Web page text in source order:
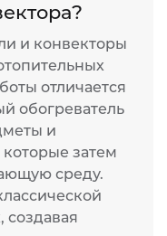
и конвекторы
отличается
обогреватель
и
затем
среду.
создавая